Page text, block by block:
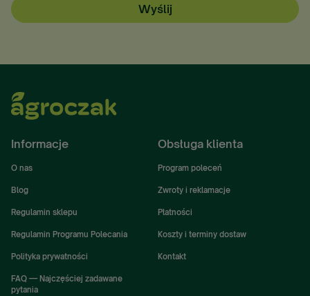
Wyślij
Informacje
O nas
Blog
Regulamin sklepu
Regulamin Programu Polecania
Polityka prywatności
FAQ — Najczęściej zadawane
pytania
Obsługa klienta
Program poleceń
Zwroty i reklamacje
Płatności
Koszty i terminy dostaw
Kontakt